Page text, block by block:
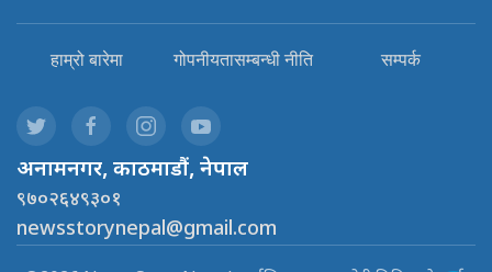
हाम्रो बारेमा गोपनीयतासम्बन्धी नीति सम्पर्क
अनामनगर, काठमाडौं, नेपाल
९७०२६४९३०१
newsstorynepal@gmail.com